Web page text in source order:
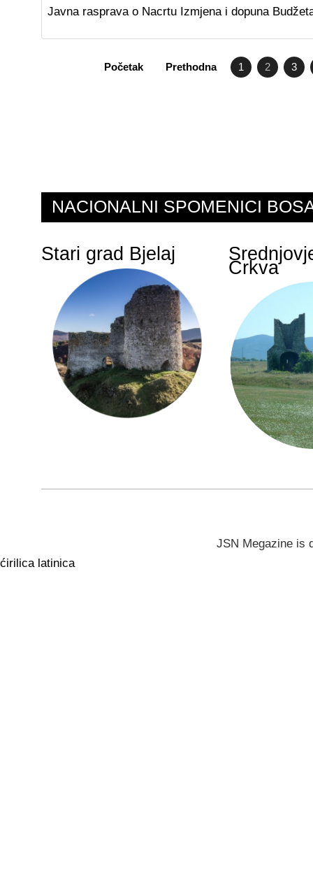
Javna rasprava o Nacrtu Izmjena i dopuna
Početak Prethodna 1 2 3
NACIONALNI SPOMENICI
Stari grad Bjelaj
Crkva
JSN Megazine is
ćirilica latinica